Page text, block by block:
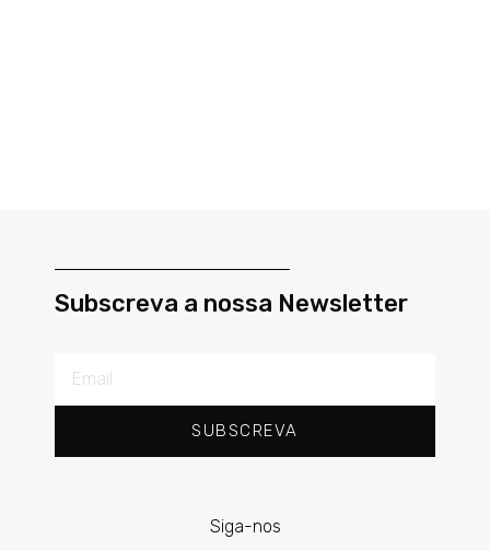
Subscreva a nossa Newsletter
SUBSCREVA
Siga-nos